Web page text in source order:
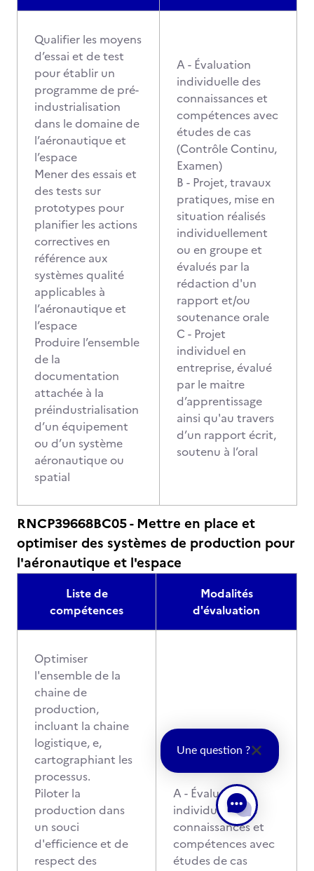
Qualifier les moyens
d’essai et de test
pour établir un
programme de pré-
industrialisation
dans le domaine de
l’aéronautique et
l’espace
Mener des essais et
des tests sur
prototypes pour
planifier les actions
correctives en
référence aux
systèmes qualité
applicables à
l’aéronautique et
l’espace
Produire l’ensemble
de la
documentation
attachée à la
préindustrialisation
d’un équipement
ou d’un système
aéronautique ou
spatial
A - Évaluation
individuelle des
connaissances et
compétences avec
études de cas
(Contrôle Continu,
Examen)
B - Projet, travaux
pratiques, mise en
situation réalisés
individuellement
ou en groupe et
évalués par la
rédaction d'un
rapport et/ou
soutenance orale
C - Projet
individuel en
entreprise, évalué
par le maitre
d’apprentissage
ainsi qu'au travers
d’un rapport écrit,
soutenu à l’oral
RNCP39668BC05 - Mettre en place et
optimiser des systèmes de production pour
l'aéronautique et l'espace
Liste de
compétences
Modalités
d'évaluation
Optimiser
l'ensemble de la
chaine de
production,
incluant la chaine
logistique, e,
cartographiant les
processus.
Piloter la
production dans
un souci
d'efficience et de
respect des
A - Évaluation
individuelle des
connaissances et
compétences avec
études de cas
Une question ?